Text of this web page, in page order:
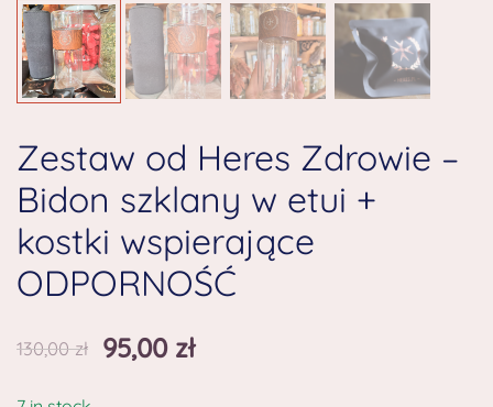
Zestaw od Heres Zdrowie –
Bidon szklany w etui +
kostki wspierające
ODPORNOŚĆ
130,00zł 95,00 zł